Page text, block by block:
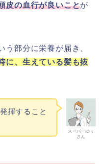
皮の血行が良いことが
う部分に栄養が届き、
に、生えている髪も抜
スーパーゆり
さん
揮すること